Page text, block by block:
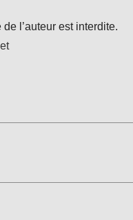
l’auteur est interdite.